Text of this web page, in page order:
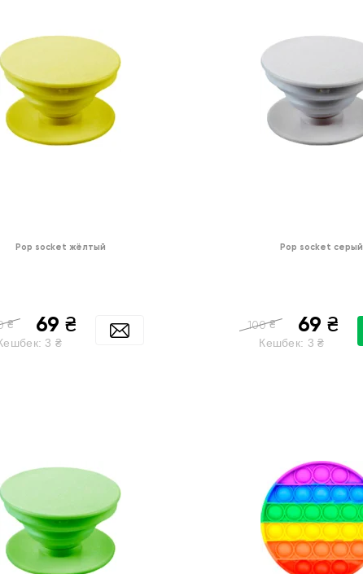
Pop socket жёлтый
₴ 69 ₴
3 ₴
Pop socket серый
100 ₴ 69 ₴
Кешбек: 3 ₴